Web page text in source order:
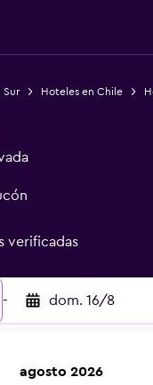
Sur Hoteles en Chile
verificadas
- dom. 16/8
agosto 2026